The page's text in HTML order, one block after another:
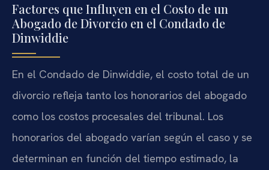
Factores que Influyen en el Costo de un
Abogado de Divorcio en el Condado de
Dinwiddie
En el Condado de Dinwiddie, el costo total de un
divorcio refleja tanto los honorarios del abogado
como los costos procesales del tribunal. Los
honorarios del abogado varían según el caso y se
determinan en función del tiempo estimado, la